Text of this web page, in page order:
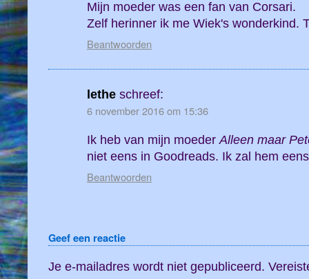
Mijn moeder was een fan van Corsari.
Zelf herinner ik me Wiek's wonderkind.
Beantwoorden
lethe schreef:
6 november 2016 om 15:36
Ik heb van mijn moederAlleen maar
niet eens in Goodreads. Ik zal hem
Beantwoorden
Geef een reactie
Je e-mailadres wordt niet gepubliceerd.